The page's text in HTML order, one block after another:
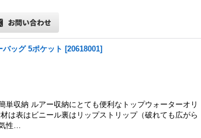
バッグ 5ポケット [20618001]
単収納 ルアー収納にとても便利なトップウォーターオリ
は表はビニール裏はリップストリップ（破れても広がら
性…